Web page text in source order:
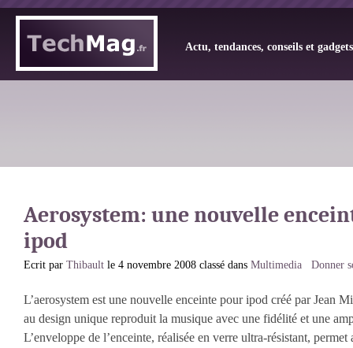
Actu, tendances, conseils et
Aerosystem: une nouvelle
ipod
Ecrit par Thibault le 4 novembre 2008 classé dans Multimedia Donner
L’aerosystem est une nouvelle enceinte pour ipod créé par Jean
au design unique reproduit la musique avec une fidélité et une
L’enveloppe de l’enceinte, réalisée en verre ultra-résistant, permet